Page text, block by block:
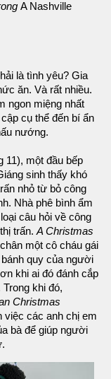
A Nashville
là tình yêu? Gia
ăn. Và rất nhiều.
ngon miệng nhất
cụ thể đến bí ẩn
nướng.
11), một đầu bếp
sinh thấy khó
nhỏ từ bỏ công
Nhà phê bình ẩm
câu hỏi về công
trấn. A Christmas
một cô cháu gái
quy của người
khi ai đó đánh cắp
khi đó,
Christmas
việc các anh chị em
bà để giúp người